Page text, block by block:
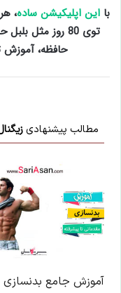
بااین اپلیکیشن ساده
توی 80 روز مثل
حافظه،